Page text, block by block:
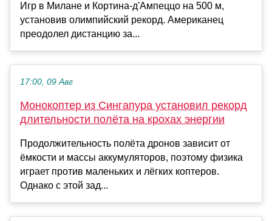
Игр в Милане и Кортина-д'Ампеццо на 500 м,
установив олимпийский рекорд. Американец
преодолел дистанцию за...
17:00, 09 Авг
Монокоптер из Сингапура установил рекорд
длительности полёта на крохах энергии
Продолжительность полёта дронов зависит от
ёмкости и массы аккумуляторов, поэтому физика
играет против маленьких и лёгких коптеров.
Однако с этой зад...